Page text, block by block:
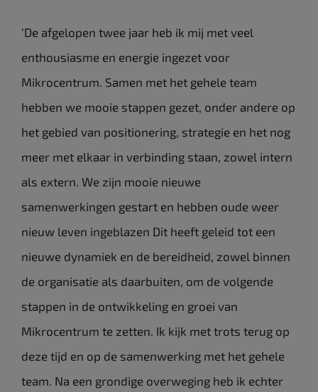
‘De afgelopen twee jaar heb ik mij met veel
enthousiasme en energie ingezet voor
Mikrocentrum. Samen met het gehele team
hebben we mooie stappen gezet, onder andere op
het gebied van positionering, strategie en het nog
meer met elkaar in verbinding staan, zowel intern
als extern. We zijn mooie nieuwe
samenwerkingen gestart en hebben oude weer
nieuw leven ingeblazen Dit heeft geleid tot een
nieuwe dynamiek en de bereidheid, zowel binnen
de organisatie als daarbuiten, om de volgende
stappen in de ontwikkeling en groei van
Mikrocentrum te zetten. Ik kijk met trots terug op
deze tijd en op de samenwerking met het gehele
team. Na een grondige overweging heb ik echter